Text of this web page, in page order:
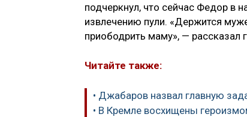
подчеркнул, что сейчас Федор в
извлечению пули. «Держится
приободрить маму», — рассказал
Читайте также:
• Джабаров назвал главную
• В Кремле восхищены